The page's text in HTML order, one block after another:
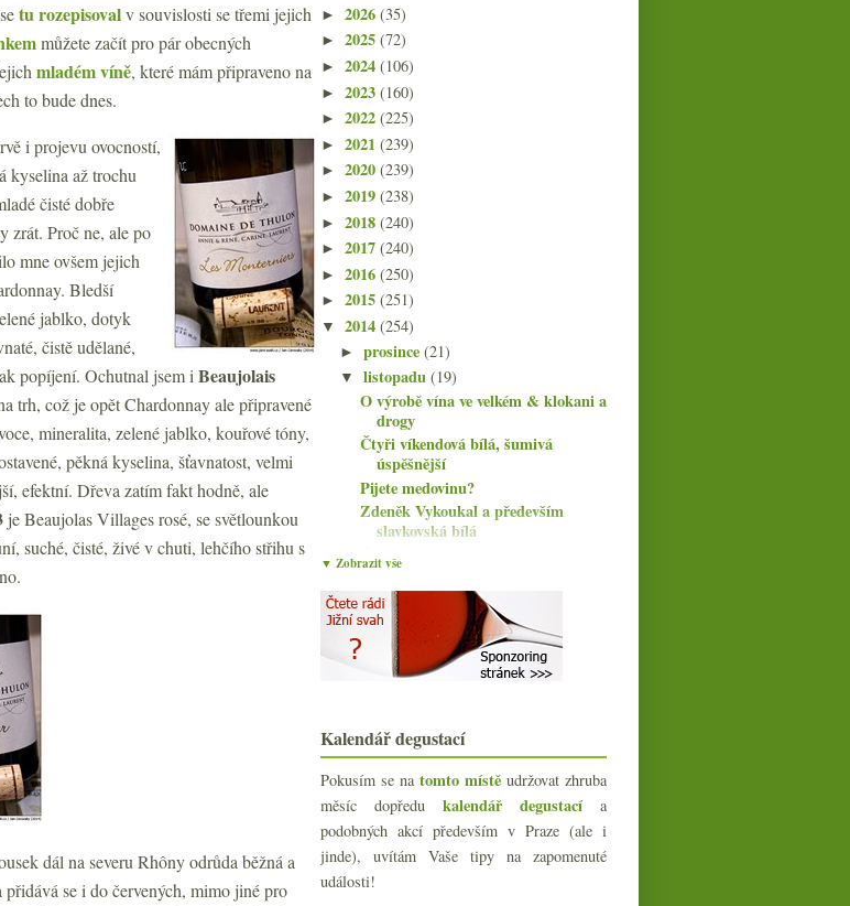
tu rozepisovalv souvislosti se třemi jejich
můžete začít pro pár obecných
mladém víně, které mám připraveno na
to bude dnes.
i projevu ovocností,
kyselina až trochu
čisté dobře
zrát. Proč ne, ale po
mne ovšem jejich
Bledší
jablko, dotyk
čistě udělané,
popíjení. Ochutnal jsem i Beaujolais
trh, což je opět Chardonnay ale připravené
mineralita, zelené jablko, kouřové tóny,
pěkná kyselina, šťavnatost, velmi
efektní. Dřeva zatím fakt hodně, ale
je Beaujolas Villages rosé, se světlounkou
suché, čisté, živé v chuti, lehčího střihu s
dál na severu Rhôny odrůda běžná a
se i do červených, mimo jiné pro
► 2026 (35)
► 2025 (72)
► 2024 (106)
► 2023 (160)
► 2022 (225)
► 2021 (239)
► 2020 (239)
► 2019 (238)
► 2018 (240)
► 2017 (240)
► 2016 (250)
► 2015 (251)
▼ 2014 (254)
►prosince(21)
▼listopadu(19)
O výrobě vína ve velkém & klokani a
drogy
Čtyři víkendová bílá, šumivá
úspěšnější
Pijete medovinu?
Zdeněk Vykoukal a především
slavkovská bílá
Čtyři červené vobludy
vinné začátky
Beaujolais pro dnešek Nouveau
Podzimní plískanice se čtyřmi fajn
ryzlinky
Exhibiton
Klasika i speciality od Domaine de
Thulon
Veltlín a Chardonnay od Jakuba
Nováka
Svatomartinské a ti druzí
Výprodej vín v gurmánském paláci
▼ Zobrazit vše
Kalendář degustací
Pokusím se na tomto místě udržovat zhruba
měsíc dopředu kalendář degustacía
podobných akcí především v Praze (ale i
jinde), uvítám Vaše tipy na zapomenuté
události!